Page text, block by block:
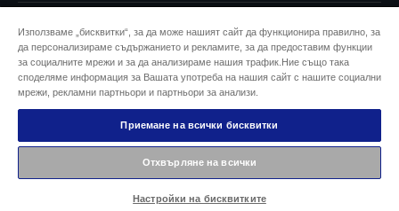
Свържете се с нас за Вашите данни
Информация за бисквитките
Ангажимент за достъпност на Epson
© 2026 Seiko Epson
Използваме „бисквитки“, за да може нашият сайт да функционира правилно, за
да персонализираме съдържанието и рекламите, за да предоставим функции
за социалните мрежи и за да анализираме нашия трафик.Ние също така
споделяме информация за Вашата употреба на нашия сайт с нашите социални
мрежи, рекламни партньори и партньори за анализи.
Приемане на всички бисквитки
Отхвърляне на всички
Настройки на бисквитките